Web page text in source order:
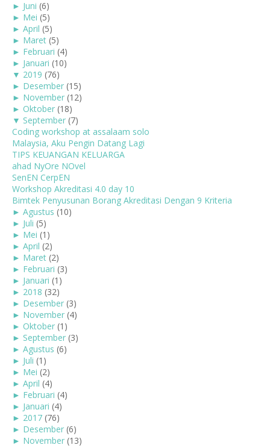
► Juni (6)
► Mei (5)
► April (5)
► Maret (5)
► Februari (4)
► Januari (10)
▼ 2019 (76)
► Desember (15)
► November (12)
► Oktober (18)
▼ September (7)
Coding workshop at assalaam solo
Malaysia, Aku Pengin Datang Lagi
TIPS KEUANGAN KELUARGA
ahad NyOre NOvel
SenEN CerpEN
Workshop Akreditasi 4.0 day 10
Bimtek Penyusunan Borang Akreditasi Dengan 9 Kriteria
► Agustus (10)
► Juli (5)
► Mei (1)
► April (2)
► Maret (2)
► Februari (3)
► Januari (1)
► 2018 (32)
► Desember (3)
► November (4)
► Oktober (1)
► September (3)
► Agustus (6)
► Juli (1)
► Mei (2)
► April (4)
► Februari (4)
► Januari (4)
► 2017 (76)
► Desember (6)
► November (13)